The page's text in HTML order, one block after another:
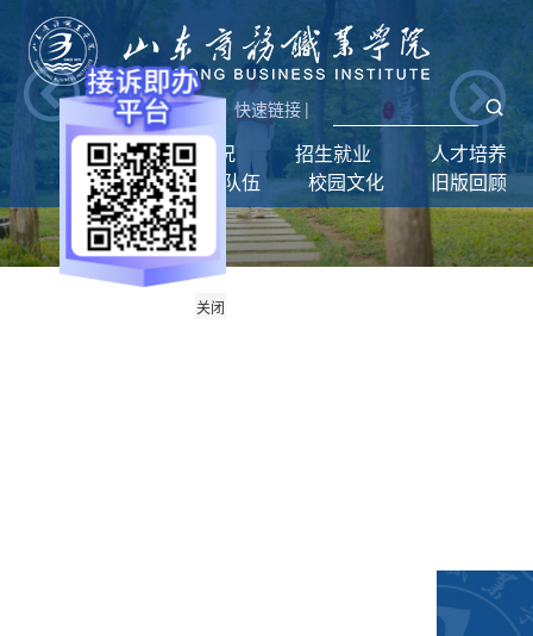
关闭
新闻网|统一门户 快速链接 |
首页 学校概况 招生就业
人才培养
学生工作
师资队伍 校园文化 旧版回顾